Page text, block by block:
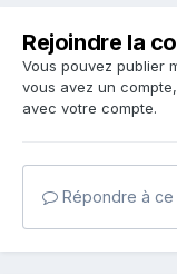
Rejoindre la
Vous pouvez publier
vous avez un compte,
avec votre compte.
Répondre à